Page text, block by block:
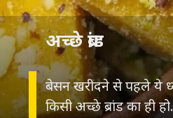
बेसन खरीदने से पहले ये
किसी अच्छे ब्रांड का ही हो.
अच्छे ब्रांड